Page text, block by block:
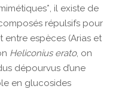
il existe de
répulsifs pour
entre espèces (Arias et
Heliconius erato, on
dépourvus d’une
en glucosides